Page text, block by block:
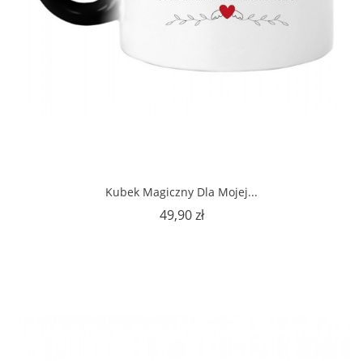
Kubek Magiczny Dla Mojej...
49,90 złCena